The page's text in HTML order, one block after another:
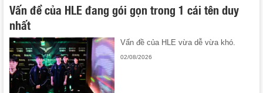
Vấn đề của HLE đang gói gọn trong 1 cái tên duy
nhất
Vấn đề của HLE vừa dễ vừa khó.
02/08/2026